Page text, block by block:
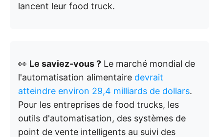
lancent leur food truck.
👀 Le saviez-vous ? Le marché mondial de
l'automatisation alimentaire devrait
atteindre environ 29,4 milliards de dollars.
Pour les entreprises de food trucks, les
outils d'automatisation, des systèmes de
point de vente intelligents au suivi des